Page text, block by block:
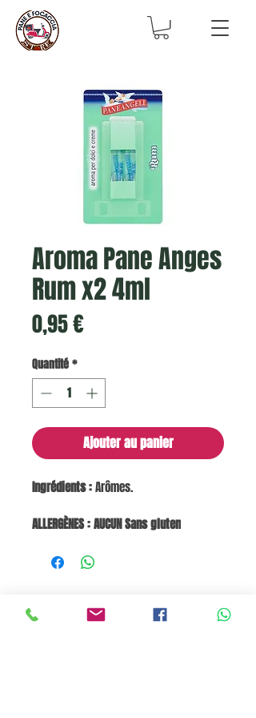
Aroma Pane Anges
Rum x2 4ml
0,95 €Prix
Quantité*
Ajouter au panier
Ingrédients :Arômes.
ALLERGÈNES : AUCUNSans gluten